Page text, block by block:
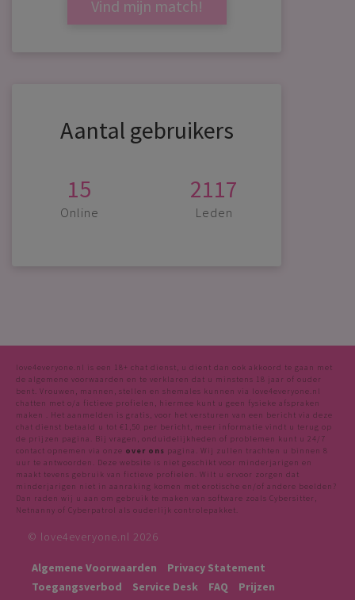
Vind mijn match!
Aantal gebruikers
15
Online
2117
Leden
love4everyone.nl is een 18+ chat dienst, u dient dan ook akkoord te gaan met
de algemene voorwaarden en te verklaren dat u minstens 18 jaar of ouder
bent. Vrouwen, mannen, stellen en shemales kunnen via love4everyone.nl
chatten met o/a fictieve profielen, hiermee kunt u geen fysieke afspraken
maken . Het aanmelden is gratis, voor het versturen van een bericht via deze
chat dienst betaald u tot €1,50 per bericht, meer informatie vindt u terug op
de prijzen pagina. Bij vragen, onduidelijkheden of problemen kunt u 24/7
contact opnemen via onze over ons pagina. Wij zullen trachten u binnen 8
uur te antwoorden. Deze website is niet geschikt voor minderjarigen en
maakt tevens gebruik van fictieve profielen. Wilt u ervoor zorgen dat
minderjarigen niet in aanraking komen met erotische en/of andere beelden?
Dan raden wij u aan om gebruik te maken van software zoals Cybersitter,
Netnanny of Cyberpatrol als ouderlijk controlepakket.
© love4everyone.nl 2026
Algemene Voorwaarden
Privacy Statement
Toegangsverbod
Service Desk FAQ
Prijzen